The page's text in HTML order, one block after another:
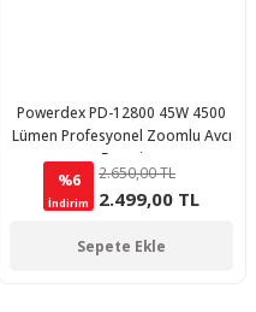
Powerdex PD-12800 45W 4500
Lümen Profesyonel Zoomlu Avcı
Feneri
%6
İndirim
2.650,00 TL
2.499,00 TL
Sepete Ekle